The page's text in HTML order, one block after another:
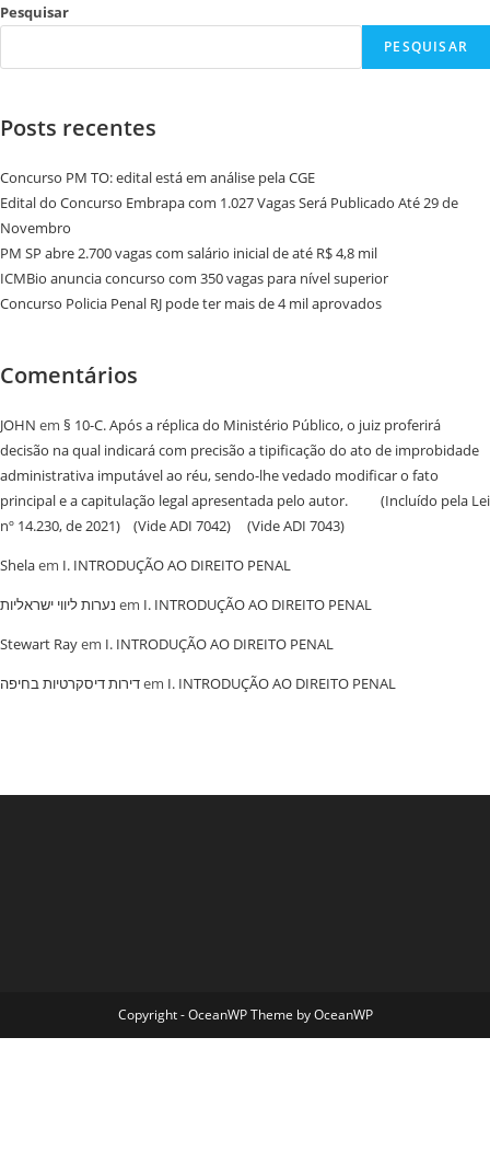
Pesquisar
PESQUISAR
Posts recentes
Concurso PM TO: edital está em análise pela CGE
Edital do Concurso Embrapa com 1.027 Vagas Será Publicado Até 29 de
Novembro
PM SP abre 2.700 vagas com salário inicial de até R$ 4,8 mil
ICMBio anuncia concurso com 350 vagas para nível superior
Concurso Policia Penal RJ pode ter mais de 4 mil aprovados
Comentários
JOHN em § 10-C. Após a réplica do Ministério Público, o juiz proferirá
decisão na qual indicará com precisão a tipificação do ato de improbidade
administrativa imputável ao réu, sendo-lhe vedado modificar o fato
principal e a capitulação legal apresentada pelo autor. (Incluído pela Lei
nº 14.230, de 2021) (Vide ADI 7042) (Vide ADI 7043)
Shelaem I. INTRODUÇÃO AO DIREITO PENAL
נערות ליווי ישראליות em I. INTRODUÇÃO AO DIREITO PENAL
Stewart Rayem I. INTRODUÇÃO AO DIREITO PENAL
‏דירות דיסקרטיות בחיפהem I. INTRODUÇÃO AO DIREITO PENAL
Copyright - OceanWP Theme by OceanWP